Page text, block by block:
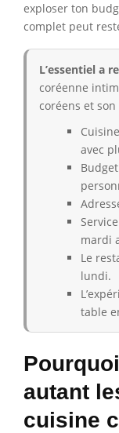
exploser ton
complet peut
L’essentiel a
coréenne
coréens et
avec
mardi
Le
lundi.
table
autant
cuisine